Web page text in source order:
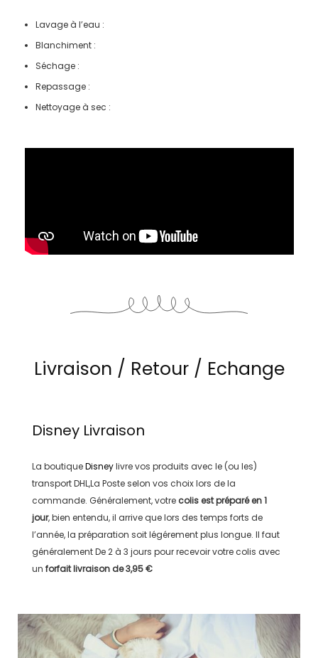
Lavage à l’eau :
Blanchiment :
Séchage :
Repassage :
Nettoyage à sec :
Livraison / Retour / Echange
DisneyLivraison
La boutiqueDisneylivre vos produits avec le (ou les)
transportDHL,La Posteselon vos choix lors de la
commande. Généralement, votre colis est préparé en1
jour, bien entendu, il arrive que lors des temps forts de
l’année, la préparation soit légérement plus longue. Il faut
généralementDe 2 à 3 jours pour recevoir votre colis avec
un forfait livraison de3,95 €